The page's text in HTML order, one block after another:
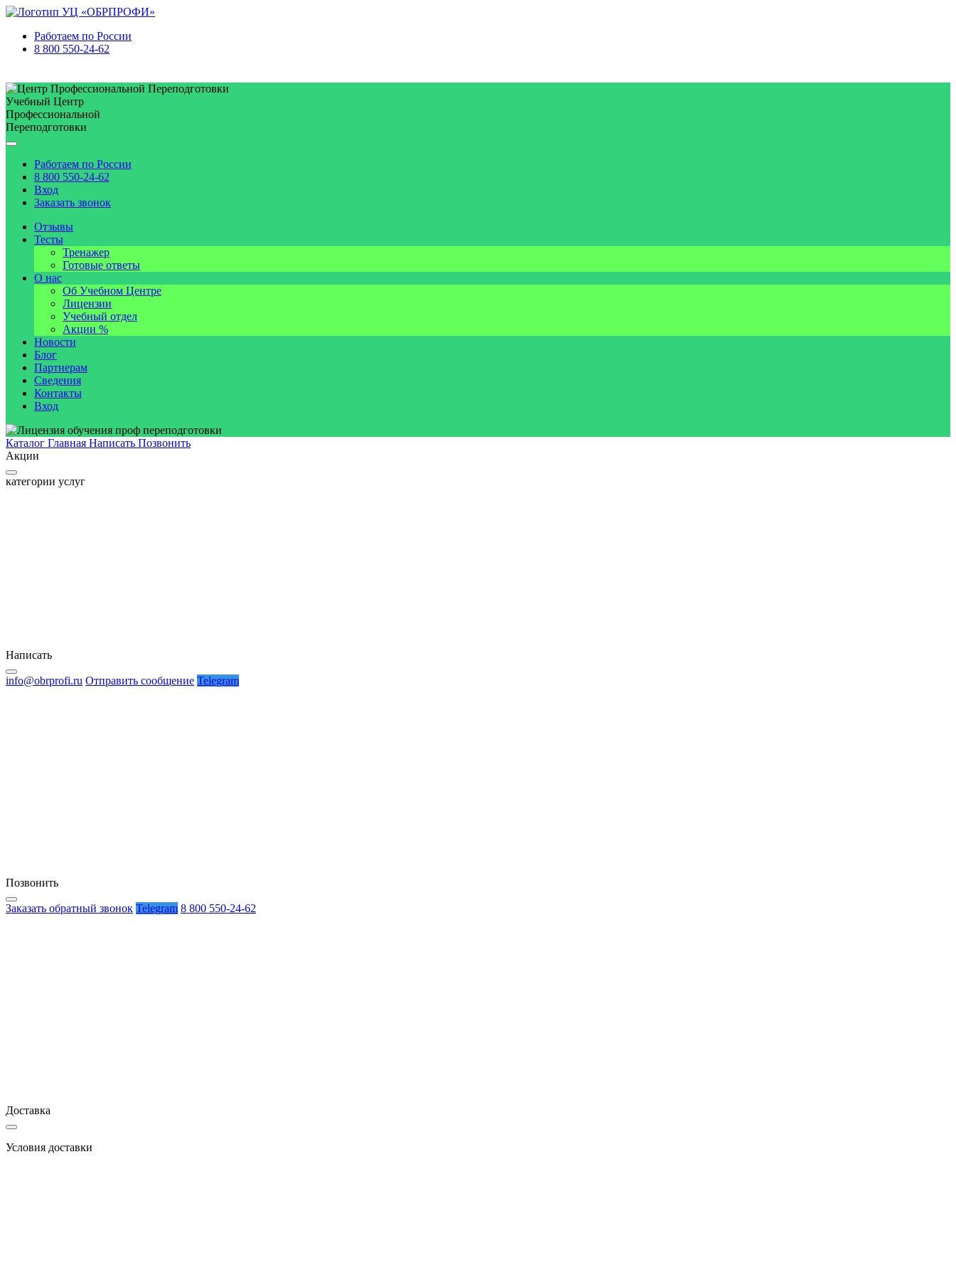
Работаем по России
8 800 550-24-62
Учебный Центр
Профессиональной
Переподготовки
Работаем по России
8 800 550-24-62
Вход
Заказать звонок
Отзывы
Тесты
Тренажер
Готовые ответы
О нас
Об Учебном Центре
Лицензии
Учебный отдел
Акции %
Новости
Блог
Партнерам
Сведения
Контакты
Вход
Каталог Главная Написать Позвонить
Акции
категории услуг
Написать
info@obrprofi.ru Отправить сообщение Telegram
Позвонить
Заказать обратный звонок Telegram 8 800 550-24-62
Доставка
Условия доставки